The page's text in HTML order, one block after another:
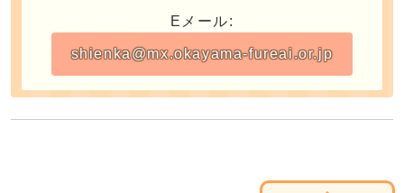
Eメール:
shienka@mx.okayama-fureai.or.jp